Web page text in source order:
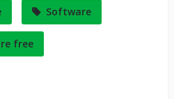
Software
free